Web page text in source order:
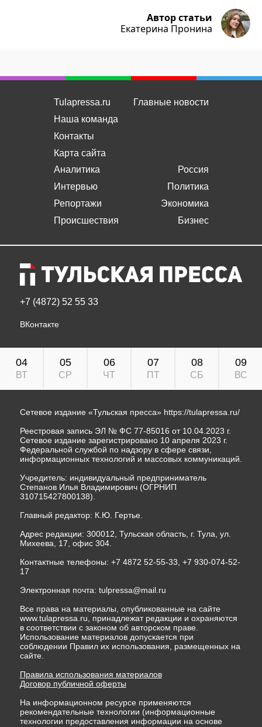
Автор статьи
Екатерина Пронина
Tulapressa.ru
Наша команда
Контакты
Карта сайта
Главные новости
Аналитика
Интервью
Репортажи
Происшествия
Россия
Политика
Экономика
Бизнес
+7 (4872) 52 55 33
ВКонтакте
04
ВТ
05
СР
06
ЧТ
07
ПТ
08
СБ
09
ВС
Сетевое издание «Тульская пресса» https://tulapressa.ru/
Реестровая запись ЭЛ № ФС 77-85016 от 10.04.2023 г.
Сетевое издание зарегистрировано 10 апреля 2023 г.
Федеральной службой по надзору в сфере связи,
информационных технологий и массовых коммуникаций.
Учредитель: индивидуальный предприниматель
Степанов Илья Владимирович (ОГРНИП
310715427800138).
Главный редактор: К.Ю. Гертье.
Адрес редакции: 300012, Тульская область, г. Тула, ул.
Михеева, 17, офис 304.
Контактные телефоны: +7 4872 52-55-33, +7 930-074-52-
17
Электронная почта: tulpressa@mail.ru
Все права на материалы, опубликованные на сайте
www.tulapressa.ru, принадлежат редакции и охраняются
в соответствии с законом об авторском праве.
Использование материалов допускается при
соблюдении Правил их использования, размещенных на
сайте.
Правила использования материалов
Договор публичной оферты
На информационном ресурсе применяются
рекомендательные технологии (информационные
технологии предоставления информации на основе